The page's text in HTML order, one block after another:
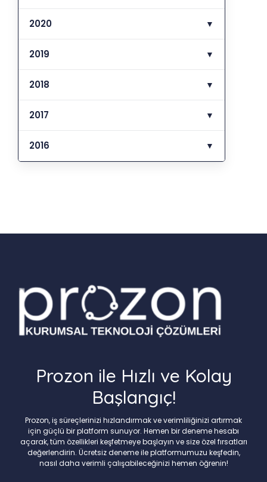
2020 ▼
2019 ▼
2018 ▼
2017 ▼
2016 ▼
Prozon ile Hızlı ve Kolay
Başlangıç!
Prozon, iş süreçlerinizi hızlandırmak ve verimliliğinizi artırmak
için güçlü bir platform sunuyor. Hemen bir deneme hesabı
açarak, tüm özellikleri keşfetmeye başlayın ve size özel fırsatları
değerlendirin. Ücretsiz deneme ile platformumuzu keşfedin,
nasıl daha verimli çalışabileceğinizi hemen öğrenin!